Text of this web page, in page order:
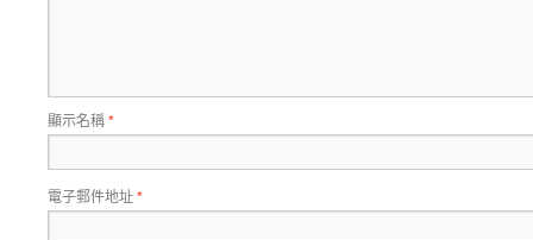
顯示名稱*
電子郵件地址*